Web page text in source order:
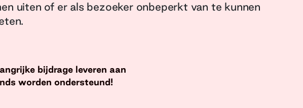
uiten of er als bezoeker onbeperkt van te kunnen
bijdrage leveren aan
worden ondersteund!